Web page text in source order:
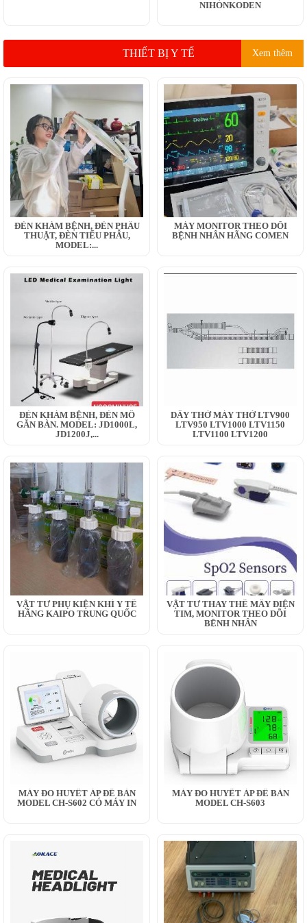
NIHONKODEN
THIẾT BỊ Y TẾ Xem thêm
ĐÈN KHÁM BỆNH, ĐÈN PHẪU
THUẬT, ĐÈN TIỂU PHẪU,
MODEL:...
MÁY MONITOR THEO DÕI
BỆNH NHÂN HÃNG COMEN
ĐÈN KHÁM BỆNH, ĐÈN MỔ
GẮN BÀN. MODEL: JD1000L,
JD1200J,...
DÂY THỞ MÁY THỞ LTV900
LTV950 LTV1000 LTV1150
LTV1100 LTV1200
VẬT TƯ PHỤ KIỆN KHÍ Y TẾ
HÃNG KAIPO TRUNG QUỐC
VẬT TƯ THAY THẾ MÂY ĐIỆN
TIM, MONITOR THEO DÕI
BỆNH NHÂN
MÁY ĐO HUYẾT ÁP ĐỂ BÀN
MODEL CH-S602 CÓ MÁY IN
MÁY ĐO HUYẾT ÁP ĐỂ BÀN
MODEL CH-S603